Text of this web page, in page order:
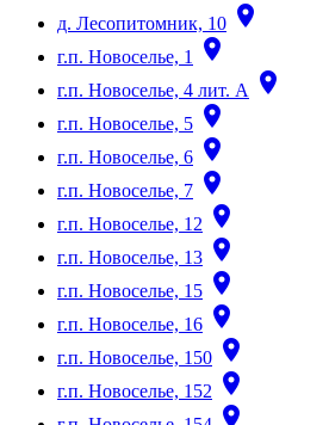
д. Лесопитомник, 10 room
г.п. Новоселье, 1 room
г.п. Новоселье, 4 лит. А room
г.п. Новоселье, 5 room
г.п. Новоселье, 6 room
г.п. Новоселье, 7 room
г.п. Новоселье, 12 room
г.п. Новоселье, 13 room
г.п. Новоселье, 15 room
г.п. Новоселье, 16 room
г.п. Новоселье, 150 room
г.п. Новоселье, 152 room
room